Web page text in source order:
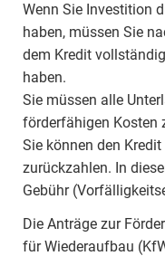
Wenn Sie Investition
haben, müssen Sie
dem Kredit
haben.
Sie müssen alle
förderfähigen Kosten
Sie können den
zurückzahlen. In
Gebühr
Die Anträge zur
für Wiederaufbau